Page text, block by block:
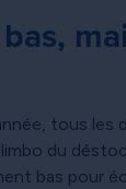
tous les
du
bas pour